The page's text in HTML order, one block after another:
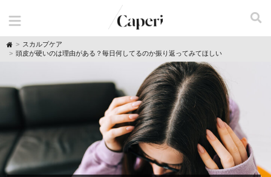
H
o
スカルプケア
頭皮が硬いのは理由がある？毎日何してるのか振り返ってみてほしい